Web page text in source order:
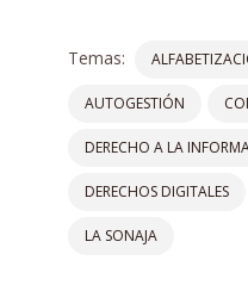
Temas:
AUTOGESTIÓN
DERECHO A LA
DERECHOS DIGITALES
LA SONAJA